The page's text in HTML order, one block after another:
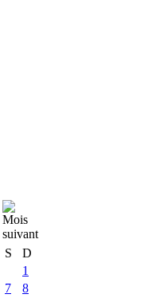
S
D
1
7
8